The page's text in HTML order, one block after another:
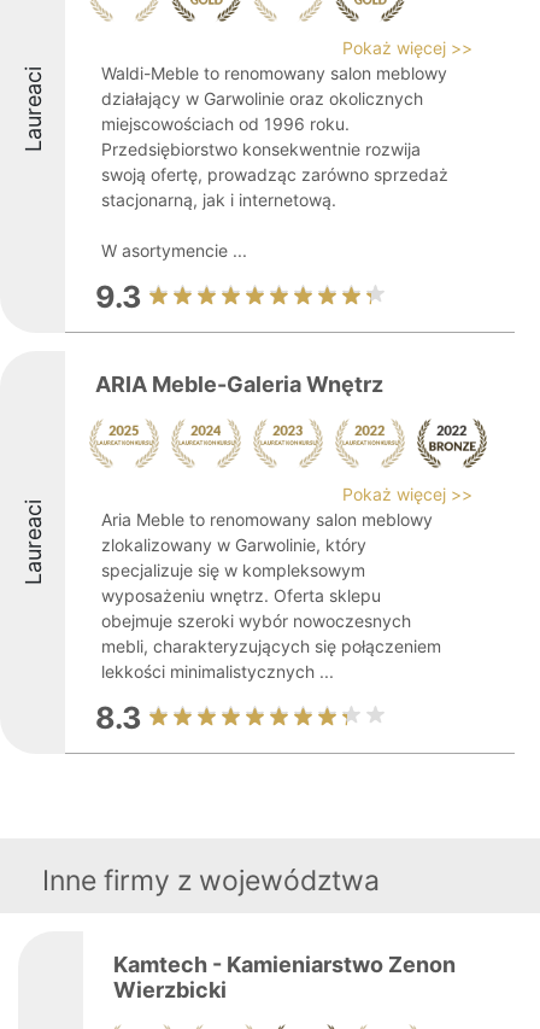
Laureaci
Pokaż więcej >>
Waldi-Meble to renomowany salon meblowy
działający w Garwolinie oraz okolicznych
miejscowościach od 1996 roku.
Przedsiębiorstwo konsekwentnie rozwija
swoją ofertę, prowadząc zarówno sprzedaż
stacjonarną, jak i internetową.
W asortymencie ...
9.3
Laureaci
ARIA Meble-Galeria Wnętrz
Pokaż więcej >>
Aria Meble to renomowany salon meblowy
zlokalizowany w Garwolinie, który
specjalizuje się w kompleksowym
wyposażeniu wnętrz. Oferta sklepu
obejmuje szeroki wybór nowoczesnych
mebli, charakteryzujących się połączeniem
lekkości minimalistycznych ...
8.3
Inne firmy z województwa
Kamtech - Kamieniarstwo Zenon
Wierzbicki